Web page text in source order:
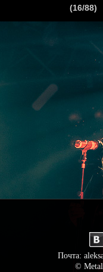
ГЛАВНАЯ
(16/88)
Почта:
©